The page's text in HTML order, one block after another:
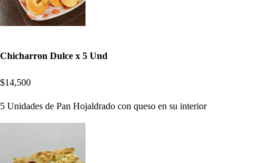
Chicharron Dulce x 5 Und
$14,500
5 Unidades de Pan Hojaldrado con queso en su interior